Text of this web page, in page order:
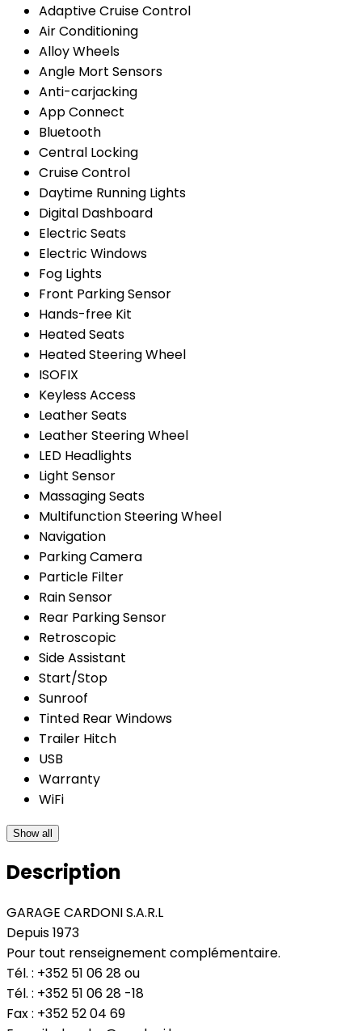
Adaptive Cruise Control
Air Conditioning
Alloy Wheels
Angle Mort Sensors
Anti-carjacking
App Connect
Bluetooth
Central Locking
Cruise Control
Daytime Running Lights
Digital Dashboard
Electric Seats
Electric Windows
Fog Lights
Front Parking Sensor
Hands-free Kit
Heated Seats
Heated Steering Wheel
ISOFIX
Keyless Access
Leather Seats
Leather Steering Wheel
LED Headlights
Light Sensor
Massaging Seats
Multifunction Steering Wheel
Navigation
Parking Camera
Particle Filter
Rain Sensor
Rear Parking Sensor
Retroscopic
Side Assistant
Start/Stop
Sunroof
Tinted Rear Windows
Trailer Hitch
USB
Warranty
WiFi
Show all
Description
GARAGE CARDONI S.A.R.L
Depuis 1973
Pour tout renseignement complémentaire.
Tél. : +352 51 06 28 ou
Tél. : +352 51 06 28 -18
Fax : +352 52 04 69